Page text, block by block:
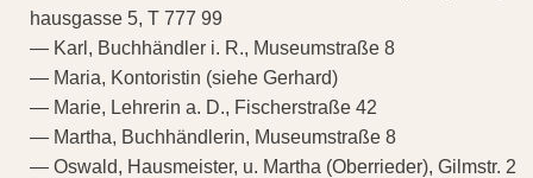
hausgasse 5, T 777 99
— Karl, Buchhändler i. R., Museumstraße 8
— Maria, Kontoristin (siehe Gerhard)
— Marie, Lehrerin a. D., Fischerstraße 42
— Martha, Buchhändlerin, Museumstraße 8
— Oswald, Hausmeister, u. Martha (Oberrieder), Gilmstr. 2